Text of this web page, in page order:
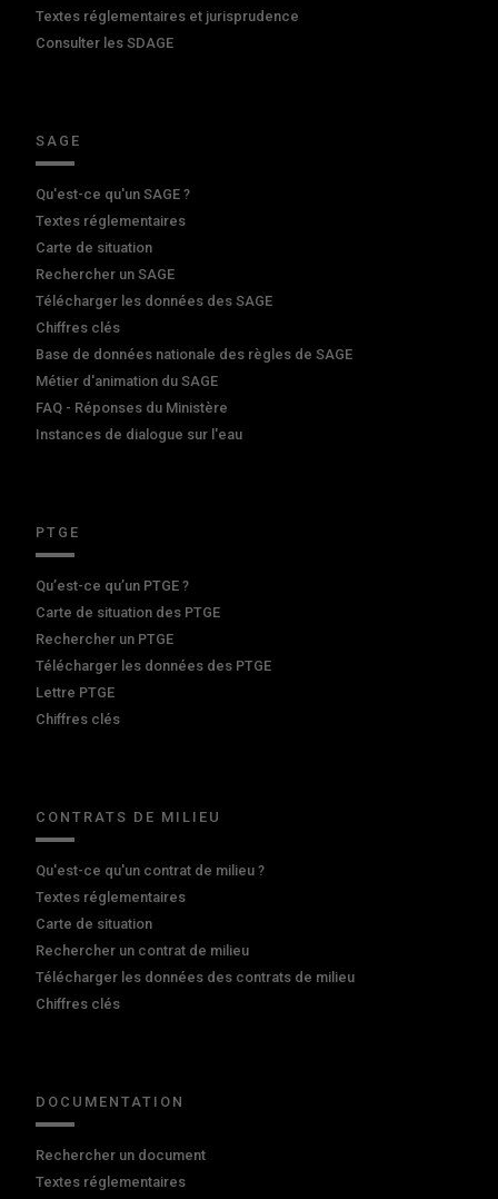
Textes réglementaires et jurisprudence
Consulter les SDAGE
SAGE
Qu'est-ce qu'un SAGE ?
Textes réglementaires
Carte de situation
Rechercher un SAGE
Télécharger les données des SAGE
Chiffres clés
Base de données nationale des règles de SAGE
Métier d'animation du SAGE
FAQ - Réponses du Ministère
Instances de dialogue sur l'eau
PTGE
Qu’est-ce qu’un PTGE ?
Carte de situation des PTGE
Rechercher un PTGE
Télécharger les données des PTGE
Lettre PTGE
Chiffres clés
CONTRATS DE MILIEU
Qu'est-ce qu'un contrat de milieu ?
Textes réglementaires
Carte de situation
Rechercher un contrat de milieu
Télécharger les données des contrats de milieu
Chiffres clés
DOCUMENTATION
Rechercher un document
Textes réglementaires